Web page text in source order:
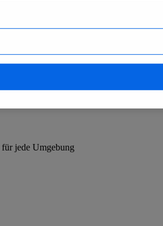
und -prognosen
entdecken
jede Umgebung